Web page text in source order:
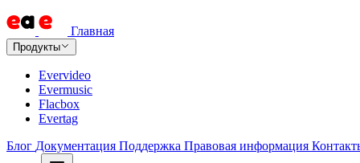
Главная
Продукты
Evervideo
Evermusic
Flacbox
Evertag
Блог Документация Поддержка Правовая информация